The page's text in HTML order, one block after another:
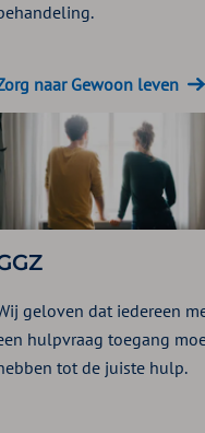
naar Gewoon leven
geloven dat iedereen
hulpvraag toegang
tot de juiste hulp.